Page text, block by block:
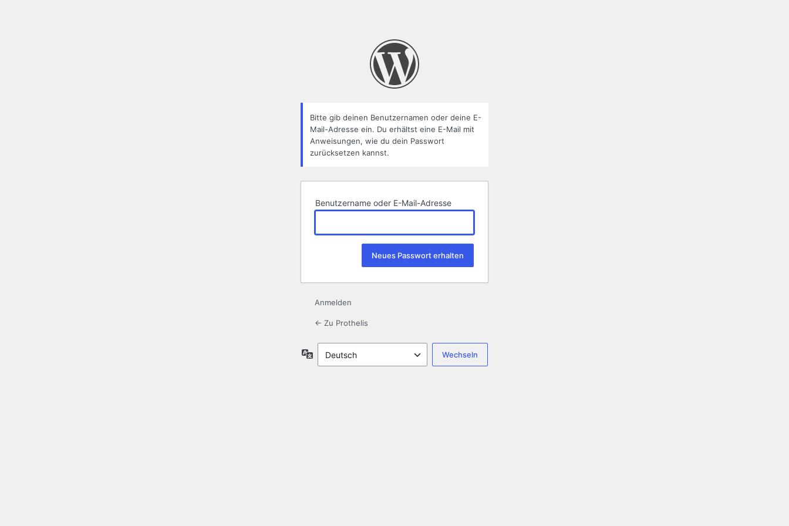
Bitte gib deinen Benutzernamen oder deine E-
Mail-Adresse ein. Du erhältst eine E-Mail mit
Anweisungen, wie du dein Passwort
zurücksetzen kannst.
Benutzername oder E-Mail-Adresse
Anmelden
← Zu Prothelis
Sprache